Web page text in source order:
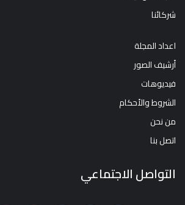
شركائنا
اعداد المجلة
أرشيف الصور
فيديوهات
الشروط والأحكام
من نحن
اتصل بنا
التواصل الاجتماعي